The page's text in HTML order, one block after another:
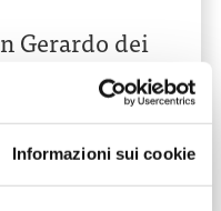
Informazioni sui cookie
Gerardo dei